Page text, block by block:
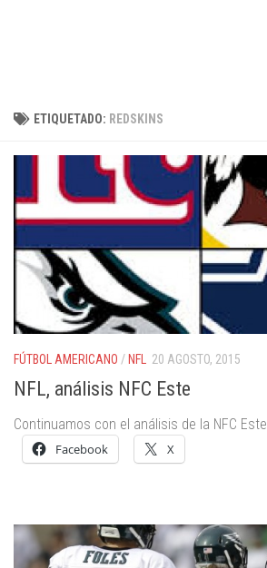
ETIQUETADO: REDSKINS
FÚTBOL AMERICANO / NFL 20 AGOSTO, 2015
NFL, análisis NFC Este
Continuamos con el análisis de la NFC Este
Facebook X